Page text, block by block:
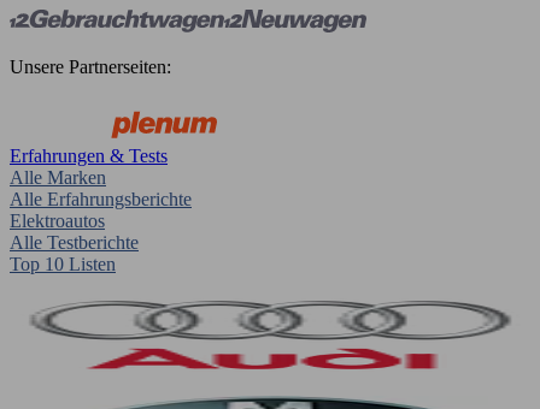
Unsere Partnerseiten:
Erfahrungen & Tests
Alle Marken
Alle Erfahrungsberichte
Elektroautos
Alle Testberichte
Top 10 Listen